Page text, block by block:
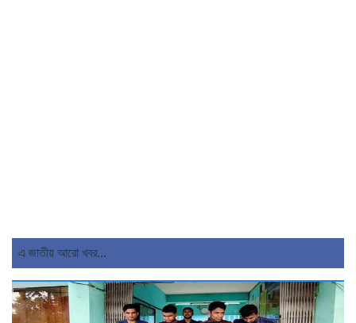
এ জাতীয় আরো খবর...